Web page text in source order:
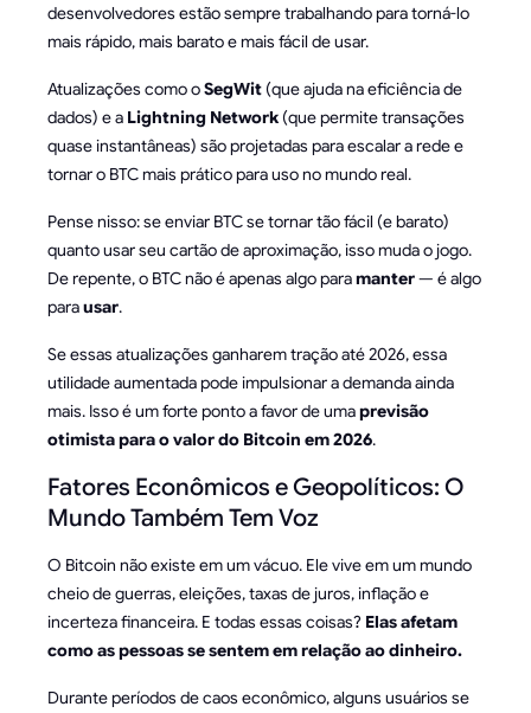
desenvolvedores estão sempre trabalhando para torná-lo
mais rápido, mais barato e mais fácil de usar.
Atualizações como oSegWit (que ajuda na eficiência de
dados) e a Lightning Network (que permite transações
quase instantâneas) são projetadas para escalar a rede e
tornar o BTC mais prático para uso no mundo real.
Pense nisso: se enviar BTC se tornar tão fácil (e barato)
quanto usar seu cartão de aproximação, isso muda o jogo.
De repente, o BTC não é apenas algo paramanter— é algo
parausar.
Se essas atualizações ganharem tração até 2026, essa
utilidade aumentada pode impulsionar a demanda ainda
mais. Isso é um forte ponto a favor de umaprevisão
otimista para o valor do Bitcoin em 2026.
Fatores Econômicos e Geopolíticos: O
Mundo Também Tem Voz
O Bitcoin não existe em um vácuo. Ele vive em um mundo
cheio de guerras, eleições, taxas de juros, inflação e
incerteza financeira. E todas essas coisas? Elas afetam
como as pessoas se sentem em relação ao dinheiro.
Durante períodos de caos econômico, alguns usuários se